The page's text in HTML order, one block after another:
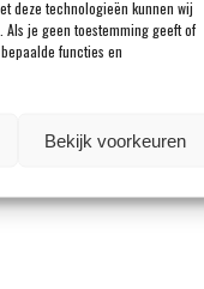
deze technologieën kunnen wij
Als je geen toestemming geeft of
functies en
Bekijk voorkeuren
BINNEN HALEN’
29, 2024